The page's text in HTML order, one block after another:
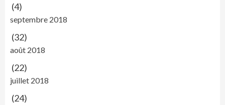
(4)
septembre 2018
(32)
août 2018
(22)
juillet 2018
(24)